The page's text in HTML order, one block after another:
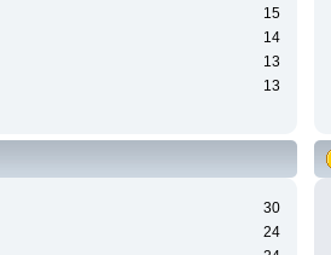
15
14
13
13
30
24